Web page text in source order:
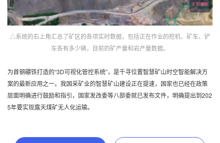
△系统的右上角汇总了矿区的各项实时数据，包括正在作业的挖机、矿车、铲
车各有多少辆，目前的矿产量和岩产量数据。
为首钢硼铁打造的“3D可视化管控系统”，是千寻位置智慧矿山时空智能解决方
案的最新应用之一。我国采矿业的智慧矿山建设正在提速，国家也已经在政策
层面明确进行鼓励和指引，国家发改委等八部委就已发布文件，明确提出到202
5年要实现露天煤矿无人化运输。